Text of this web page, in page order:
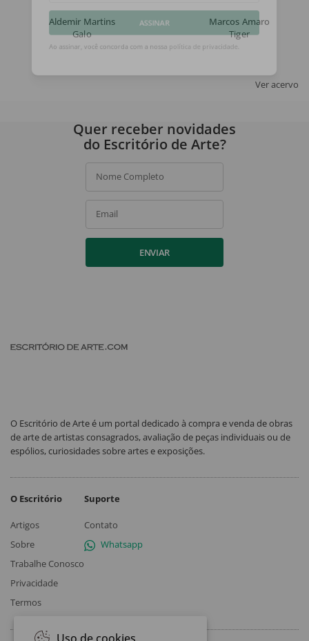
Aldemir Martins
Galo
Marcos Amaro
Tiger
Ver acervo
Quer receber novidades
do Escritório de Arte?
Nome Completo
Email
ENVIAR
O Escritório de Arte é um portal dedicado à compra e venda de obras
de arte de artistas consagrados, avaliação de peças individuais ou de
espólios, curiosidades sobre artes e exposições.
O Escritório
Artigos
Sobre
Trabalhe Conosco
Privacidade
Termos
Suporte
Contato
Whatsapp